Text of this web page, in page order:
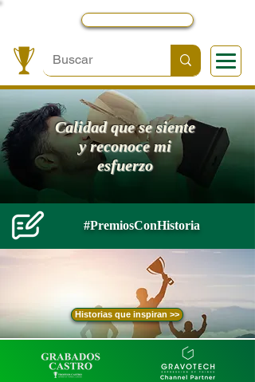
Calidad que se siente
y reconoce mi
esfuerzo
#PremiosConHistoria
Historias que inspiran >>